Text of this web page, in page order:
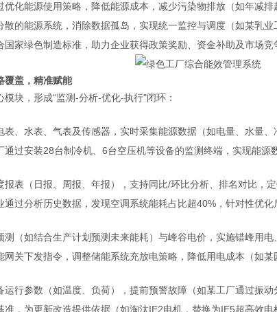
优化能源使用策略，降低能源成本，减少污染物排放（如年减排
散的能源系统，消除数据孤岛，实现统一监控与调度（如某乳业
国家绿色制造标准，助力企业获得政策奖励、资金补助及市场竞
覆盖，精准赋能
块，形成“监测-分析-优化-执行"闭环：
、水表、气表及传感器，实时采集能源数据（如电量、水量、
过安装28台制冷机、6台空压机等设备的监测终端，实现能源
表（日报、周报、年报），支持同比/环比分析、排名对比，定
过分析历史数据，发现空调系统能耗占比超40%，针对性优化
（如结合生产计划预测未来能耗）与峰谷电价，实施错峰用电
网关下发指令，调整储能系统充放电策略，降低用电成本（如某
行参数（如温度、负荷），提前预警故障（如某工厂通过振动
，为更新改造提供依据（如淘汰IE2电机，替换为IE5超高效电